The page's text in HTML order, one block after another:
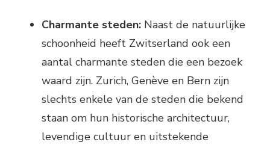
Charmante steden: Naast de natuurlijke
schoonheid heeft Zwitserland ook een
aantal charmante steden die een bezoek
waard zijn. Zurich, Genève en Bern zijn
slechts enkele van de steden die bekend
staan om hun historische architectuur,
levendige cultuur en uitstekende